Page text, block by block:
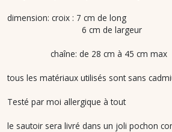
dimension: croix : 7 cm de long
6 cm de largeur
chaîne: de 28 cm à 45 cm max
tous les matériaux utilisés sont sans
Testé par moi allergique à tout
le sautoir sera livré dans un joli pochon